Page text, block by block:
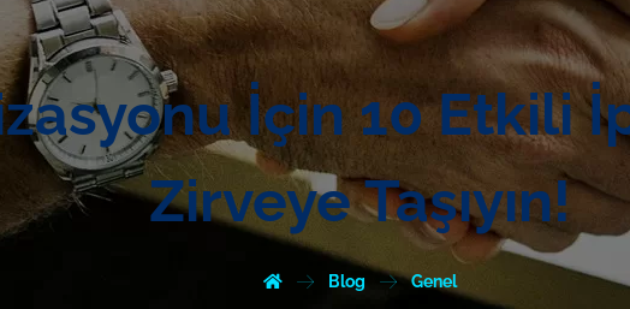
İçin 10 Etkili
Zirveye Taşıyın!
Blog Genel